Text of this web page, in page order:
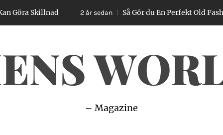
Skillnad 2 år sedan Så Gör du En Perfekt Old Fashioned
– Magazine